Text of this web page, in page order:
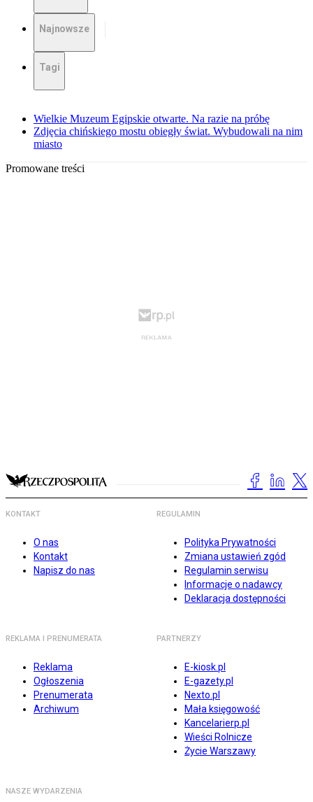
Najnowsze
Tagi
Wielkie Muzeum Egipskie otwarte. Na razie na próbę
Zdjęcia chińskiego mostu obiegły świat. Wybudowali na nim
miasto
Promowane treści
KONTAKT
O nas
Kontakt
Napisz do nas
REGULAMIN
Polityka Prywatności
Zmiana ustawień zgód
Regulamin serwisu
Informacje o nadawcy
Deklaracja dostępności
REKLAMA I PRENUMERATA
Reklama
Ogłoszenia
Prenumerata
Archiwum
PARTNERZY
E-kiosk.pl
E-gazety.pl
Nexto.pl
Mała księgowość
Kancelarierp.pl
Wieści Rolnicze
Życie Warszawy
NASZE WYDARZENIA